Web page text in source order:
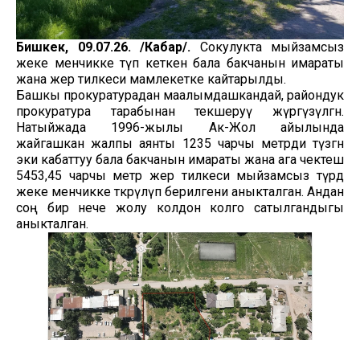
Бишкек, 09.07.26. /Кабар/. Сокулукта мыйзамсыз
жеке менчикке өтүп кеткен бала бакчанын имараты
жана жер тилкеси мамлекетке кайтарылды.
Башкы прокуратурадан маалымдашкандай, райондук
прокуратура тарабынан текшеруү жүргүзүлгөн.
Натыйжада 1996-жылы Ак-Жол айылында
жайгашкан жалпы аянты 1235 чарчы метрди түзгөн
эки кабаттуу бала бакчанын имараты жана ага чектеш
5453,45 чарчы метр жер тилкеси мыйзамсыз түрдө
жеке менчикке өткөрүлүп берилгени аныкталган. Андан
соң бир нече жолу колдон колго сатылгандыгы
аныкталган.